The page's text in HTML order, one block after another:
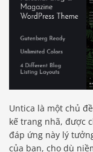
Untica là một chủ
kế trang nhã, được
đáp ứng này lý
của bạn, cho dù